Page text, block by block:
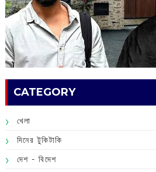
CATEGORY
খেলা
দিনের টুকিটাকি
দেশ - বিদেশ